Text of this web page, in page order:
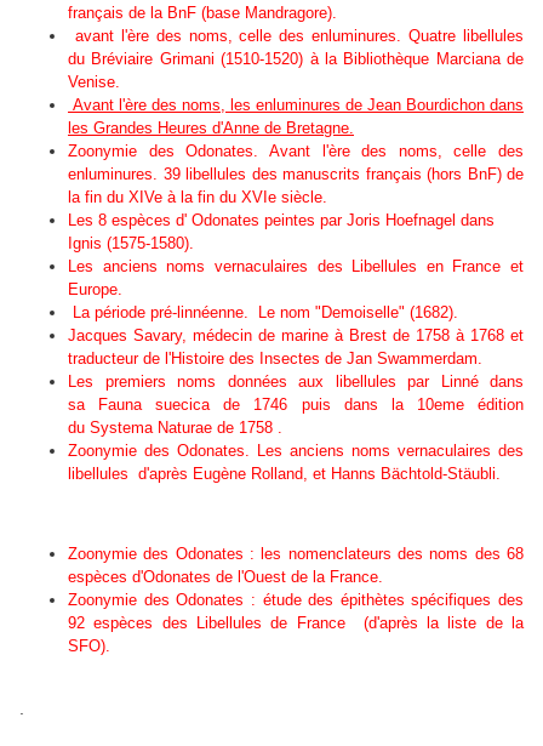
français de la BnF (base Mandragore).
avant l'ère des noms, celle des enluminures. Quatre libellules
du Bréviaire Grimani (1510-1520) à la Bibliothèque Marciana de
Venise.
Avant l'ère des noms, les enluminures de Jean Bourdichon dans
les Grandes Heures d'Anne de Bretagne.
Zoonymie des Odonates. Avant l'ère des noms, celle des
enluminures. 39 libellules des manuscrits français (hors BnF) de
la fin du XIVe à la fin du XVIe siècle.
Les 8 espèces d' Odonates peintes par Joris Hoefnagel dans
Ignis (1575-1580).
Les anciens noms vernaculaires des Libellules en France et
Europe.
La période pré-linnéenne. Le nom "Demoiselle" (1682).
Jacques Savary, médecin de marine à Brest de 1758 à 1768 et
traducteur de l'Histoire des Insectes de Jan Swammerdam.
Les premiers noms données aux libellules par Linné dans
sa Fauna suecica de 1746 puis dans la 10eme édition
du Systema Naturae de 1758 .
Zoonymie des Odonates. Les anciens noms vernaculaires des
libellules d'après Eugène Rolland, et Hanns Bächtold-Stäubli.
Zoonymie des Odonates : les nomenclateurs des noms des 68
espèces d'Odonates de l'Ouest de la France.
Zoonymie des Odonates : étude des épithètes spécifiques des
92 espèces des Libellules de France (d'après la liste de la
SFO).